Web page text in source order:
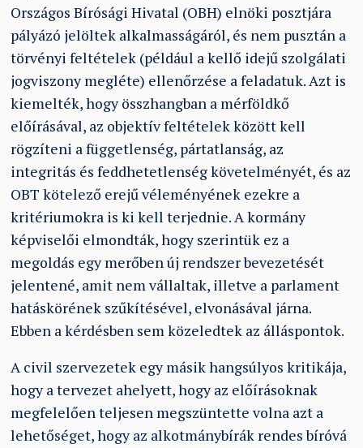
Országos Bírósági Hivatal (OBH) elnöki posztjára
pályázó jelöltek alkalmasságáról, és nem pusztán a
törvényi feltételek (például a kellő idejű szolgálati
jogviszony megléte) ellenőrzése a feladatuk. Azt is
kiemelték, hogy összhangban a mérföldkő
előírásával, az objektív feltételek között kell
rögzíteni a függetlenség, pártatlanság, az
integritás és feddhetetlenség követelményét, és az
OBT kötelező erejű véleményének ezekre a
kritériumokra is ki kell terjednie. A kormány
képviselői elmondták, hogy szerintük ez a
megoldás egy merőben új rendszer bevezetését
jelentené, amit nem vállaltak, illetve a parlament
hatáskörének szűkítésével, elvonásával járna.
Ebben a kérdésben sem közeledtek az álláspontok.
A civil szervezetek egy másik hangsúlyos kritikája,
hogy a tervezet ahelyett, hogy az előírásoknak
megfelelően teljesen megszüntette volna azt a
lehetőséget, hogy az alkotmánybírák rendes bíróvá